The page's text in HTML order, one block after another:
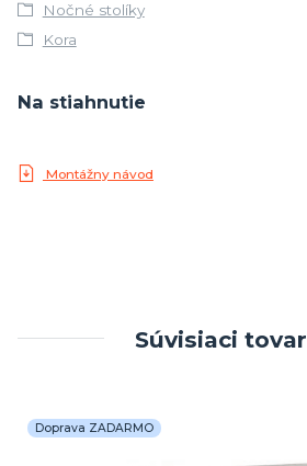
Nočné stolíky
Kora
Na stiahnutie
Montážny návod
Súvisiaci tovar
Doprava ZADARMO